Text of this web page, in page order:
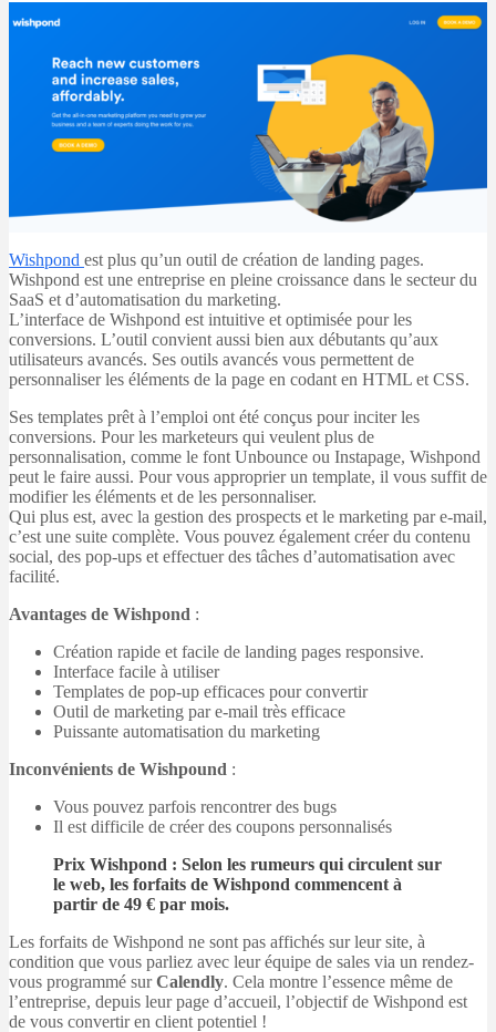
Wishpond est plus qu’un outil de création de landing pages.
Wishpond est une entreprise en pleine croissance dans le secteur du
SaaS et d’automatisation du marketing.
L’interface de Wishpond est intuitive et optimisée pour les
conversions. L’outil convient aussi bien aux débutants qu’aux
utilisateurs avancés. Ses outils avancés vous permettent de
personnaliser les éléments de la page en codant en HTML et CSS.
Ses templates prêt à l’emploi ont été conçus pour inciter les
conversions. Pour les marketeurs qui veulent plus de
personnalisation, comme le font Unbounce ou Instapage, Wishpond
peut le faire aussi. Pour vous approprier un template, il vous suffit de
modifier les éléments et de les personnaliser.
Qui plus est, avec la gestion des prospects et le marketing par e-mail,
c’est une suite complète. Vous pouvez également créer du contenu
social, des pop-ups et effectuer des tâches d’automatisation avec
facilité.
Avantages de Wishpond :
Création rapide et facile de landing pages responsive.
Interface facile à utiliser
Templates de pop-up efficaces pour convertir
Outil de marketing par e-mail très efficace
Puissante automatisation du marketing
Inconvénients de Wishpound :
Vous pouvez parfois rencontrer des bugs
Il est difficile de créer des coupons personnalisés
Prix Wishpond : Selon les rumeurs qui circulent sur
le web, les forfaits de Wishpond commencent à
partir de 49 € par mois.
Les forfaits de Wishpond ne sont pas affichés sur leur site, à
condition que vous parliez avec leur équipe de sales via un rendez-
vous programmé surCalendly. Cela montre l’essence même de
l’entreprise, depuis leur page d’accueil, l’objectif de Wishpond est
de vous convertir en client potentiel !